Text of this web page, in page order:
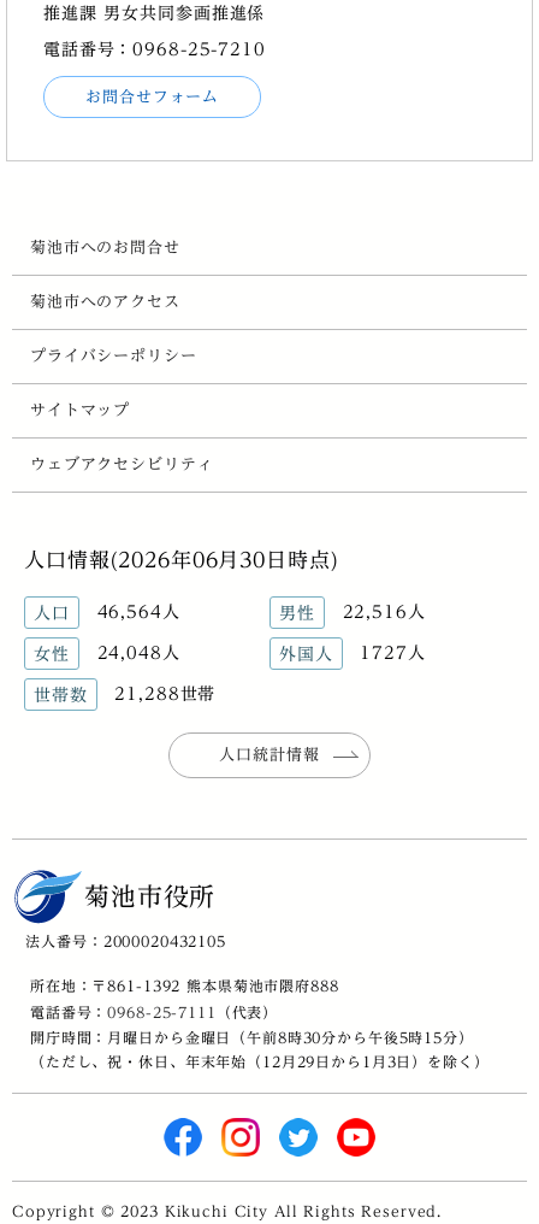
推進課 男女共同参画推進係
電話番号：0968-25-7210
お問合せフォーム
菊池市へのお問合せ
菊池市へのアクセス
プライバシーポリシー
サイトマップ
ウェブアクセシビリティ
人口情報(2026年06月30日時点)
人口 46,564人 男性 22,516人
女性 24,048人 外国人 1727人
世帯数 21,288世帯
人口統計情報
菊池市役所
法人番号：2000020432105
所在地：〒861-1392 熊本県菊池市隈府888
電話番号：0968-25-7111
（代表）
開庁時間：月曜日から金曜日（午前8時30分から午後5時15分）
（ただし、祝・休日、年末年始（12月29日から1月3日）を除く）
Copyright © 2023 Kikuchi City All Rights Reserved.